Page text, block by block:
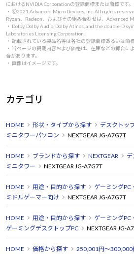
におけるNVIDIA Corporationの登録商標または商標です。
・ 🄫2021 Advanced Micro Devices, Inc. All rights
Ryzen、Radeon、およびその組み合わせは、Advanced
・ Dolby, Dolby Audio, Dolby Atmos, and the double-D
Laboratories Licensing Corporation.
・ 記載されている製品名等は各社の登録商標あるいは商標
・ 当ページの掲載内容および価格は、在庫などの都合に
合があります。
・ 画像はイメージです。
カテゴリ
HOME 形状・タイプから探す
デスクトッ
ミニタワーパソコン
NEXTGEAR JG-A7G7T
HOME ブランドから探す NEXTGEAR
ミニタワー
NEXTGEAR JG-A7G7T
HOME 用途・目的から探す
ゲーミングPC
ミドルゲーマー向け
NEXTGEAR JG-A7G7T
HOME 用途・目的から探す
ゲーミングPC
ゲーミングデスクトップPC
NEXTGEAR JG-
HOME 価格から探す 250,001円～300,000